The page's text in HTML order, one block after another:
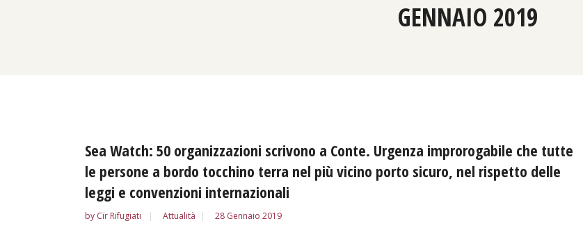
GENNAIO 2019
Sea Watch: 50 organizzazioni scrivono a Conte. Urgenza improrogabile che tutte
le persone a bordo tocchino terra nel più vicino porto sicuro, nel rispetto delle
leggi e convenzioni internazionali
by Cir Rifugiati Attualità 28 Gennaio 2019